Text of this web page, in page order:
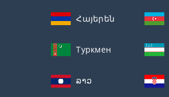
Հայերեն
Туркмен
ລາວ